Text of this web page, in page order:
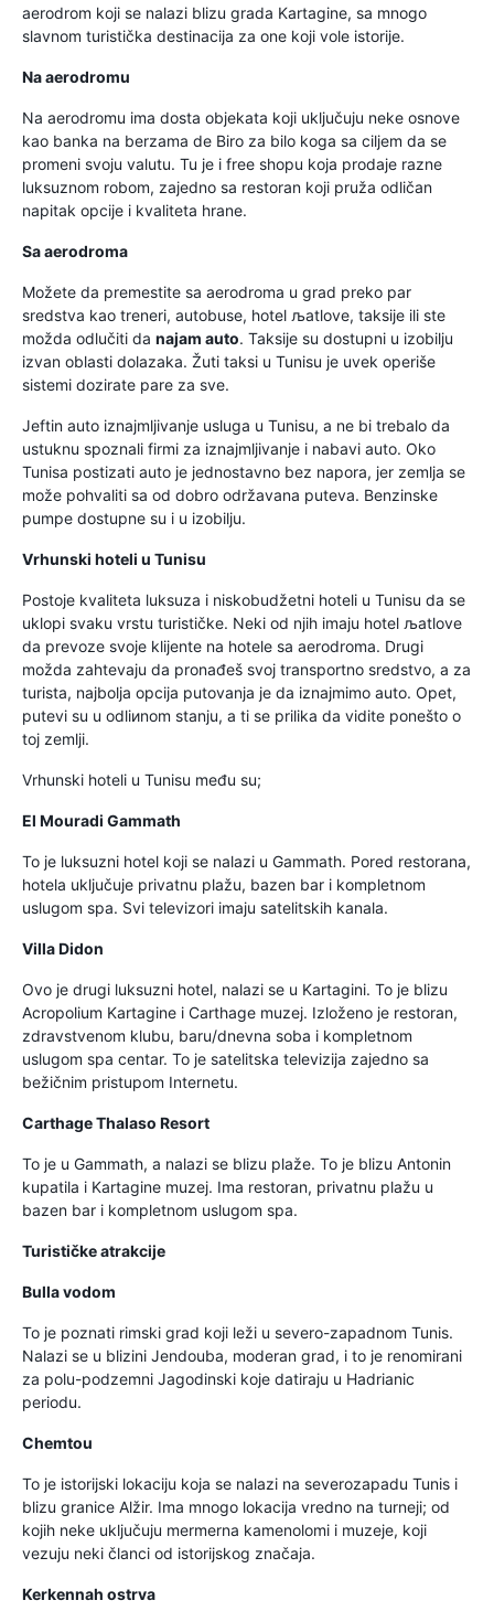
aerodrom koji se nalazi blizu grada Kartagine, sa mnogo
slavnom turistička destinacija za one koji vole istorije.
Na aerodromu
Na aerodromu ima dosta objekata koji uključuju neke osnove
kao banka na berzama de Biro za bilo koga sa ciljem da se
promeni svoju valutu. Tu je i free shopu koja prodaje razne
luksuznom robom, zajedno sa restoran koji pruža odličan
napitak opcije i kvaliteta hrane.
Sa aerodroma
Možete da premestite sa aerodroma u grad preko par
sredstva kao treneri, autobuse, hotel љatlove, taksije ili ste
možda odlučiti da najam auto. Taksije su dostupni u izobilju
izvan oblasti dolazaka. Žuti taksi u Tunisu je uvek operiše
sistemi dozirate pare za sve.
Jeftin auto iznajmljivanje usluga u Tunisu, a ne bi trebalo da
ustuknu spoznali firmi za iznajmljivanje i nabavi auto. Oko
Tunisa postizati auto je jednostavno bez napora, jer zemlja se
može pohvaliti sa od dobro održavana puteva. Benzinske
pumpe dostupne su i u izobilju.
Vrhunski hoteli u Tunisu
Postoje kvaliteta luksuza i niskobudžetni hoteli u Tunisu da se
uklopi svaku vrstu turističke. Neki od njih imaju hotel љatlove
da prevoze svoje klijente na hotele sa aerodroma. Drugi
možda zahtevaju da pronađeš svoj transportno sredstvo, a za
turista, najbolja opcija putovanja je da iznajmimo auto. Opet,
putevi su u odliиnom stanju, a ti se prilika da vidite ponešto o
toj zemlji.
Vrhunski hoteli u Tunisu među su;
El Mouradi Gammath
To je luksuzni hotel koji se nalazi u Gammath. Pored restorana,
hotela uključuje privatnu plažu, bazen bar i kompletnom
uslugom spa. Svi televizori imaju satelitskih kanala.
Villa Didon
Ovo je drugi luksuzni hotel, nalazi se u Kartagini. To je blizu
Acropolium Kartagine i Carthage muzej. Izloženo je restoran,
zdravstvenom klubu, baru/dnevna soba i kompletnom
uslugom spa centar. To je satelitska televizija zajedno sa
bežičnim pristupom Internetu.
Carthage Thalaso Resort
To je u Gammath, a nalazi se blizu plaže. To je blizu Antonin
kupatila i Kartagine muzej. Ima restoran, privatnu plažu u
bazen bar i kompletnom uslugom spa.
Turističke atrakcije
Bulla vodom
To je poznati rimski grad koji leži u severo-zapadnom Tunis.
Nalazi se u blizini Jendouba, moderan grad, i to je renomirani
za polu-podzemni Jagodinski koje datiraju u Hadrianic
periodu.
Chemtou
To je istorijski lokaciju koja se nalazi na severozapadu Tunis i
blizu granice Alžir. Ima mnogo lokacija vredno na turneji; od
kojih neke uključuju mermerna kamenolomi i muzeje, koji
vezuju neki članci od istorijskog značaja.
Kerkennah ostrva